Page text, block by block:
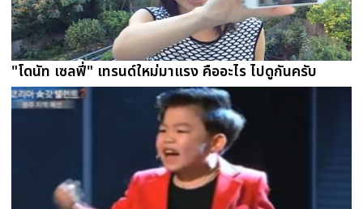
"โดนัท เซลฟี่" เทรนด์ใหม่มาแรง คืออะไร ไปดูกันครับ